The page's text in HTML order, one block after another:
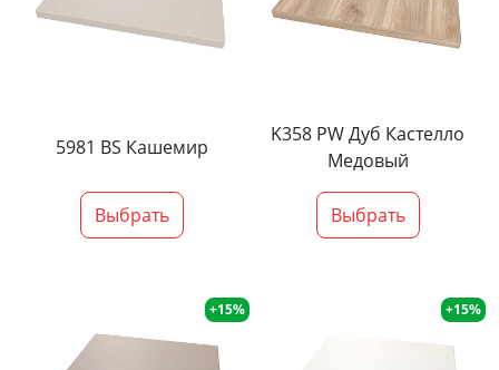
5981 BS Кашемир
Выбрать
K358 PW Дуб Кастелло
Медовый
Выбрать
+15% +15%